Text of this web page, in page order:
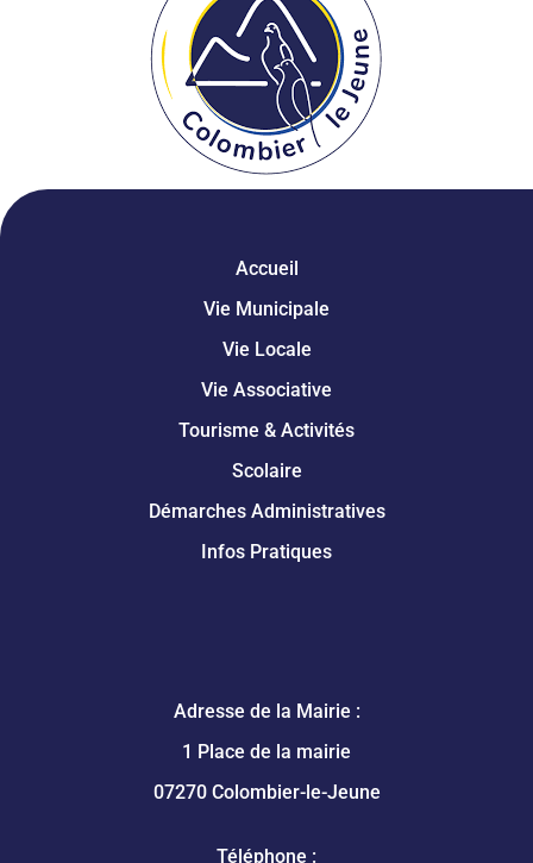
Accueil
Vie Municipale
Vie Locale
Vie Associative
Tourisme & Activités
Scolaire
Démarches Administratives
Infos Pratiques
Adresse de la Mairie :
1 Place de la mairie
07270 Colombier-le-Jeune
Téléphone :